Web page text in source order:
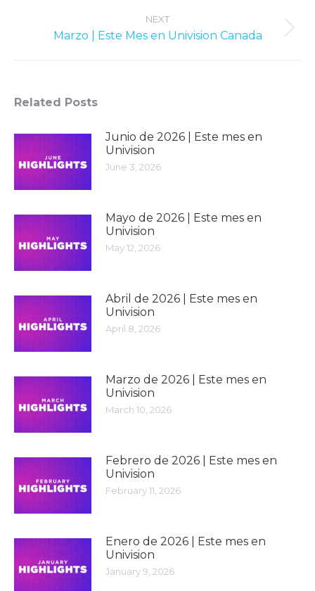
NEXT
Next
Marzo | Este Mes en Univision Canada
Related Posts
Junio ​​de 2026 | Este mes en
Univision
June 3, 2026
Mayo de 2026 | Este mes en
Univision
May 12, 2026
Abril de 2026 | Este mes en
Univision
April 8, 2026
Marzo de 2026 | Este mes en
Univision
March 10, 2026
Febrero de 2026 | Este mes en
Univision
February 11, 2026
Enero de 2026 | Este mes en
Univision
January 9, 2026